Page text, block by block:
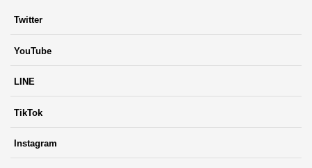
Twitter
YouTube
LINE
TikTok
Instagram